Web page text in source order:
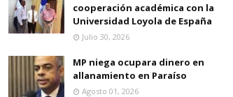
cooperación académica con la
Universidad Loyola de España
Julio 30, 2026
MP niega ocupara dinero en
allanamiento en Paraíso
Agosto 01, 2026